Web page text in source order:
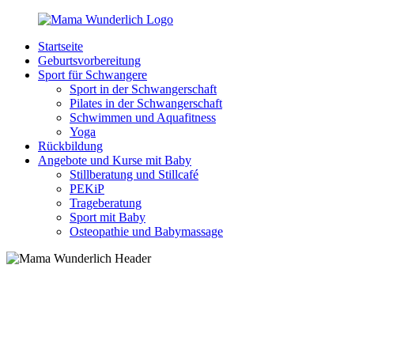
Zurück
Inhalt
MamaWunderlich.de
Mutti
sein
wunderbar!
Startseite
Geburtsvorbereitung
Sport für Schwangere
Sport in der Schwangerschaft
Pilates in der Schwangerschaft
Schwimmen und Aquafitness
Yoga
Rückbildung
Angebote und Kurse mit Baby
Stillberatung und Stillcafé
PEKiP
Trageberatung
Sport mit Baby
Osteopathie und Babymassage